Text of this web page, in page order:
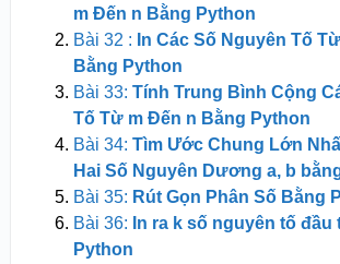
m Đến n Bằng Python
Bài 32 : In Các Số Nguyên Tố
Bằng Python
Bài 33: Tính Trung Bình Cộng
Tố Từ m Đến n Bằng Python
Bài 34: Tìm Ước Chung Lớn
Hai Số Nguyên Dương a, b
Bài 35: Rút Gọn Phân Số Bằng
Bài 36: In ra k số nguyên tố đầu
Python